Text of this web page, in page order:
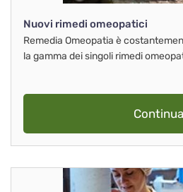
Nuovi rimedi omeopatici
Remedia Omeopatia è
la gamma dei singoli rimedi
Continua